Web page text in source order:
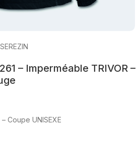
– Imperméable TRIVOR –
Coupe UNISEXE